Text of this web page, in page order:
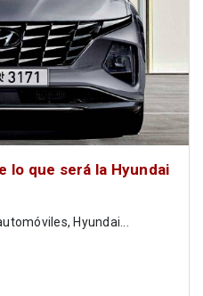
lo que será la Hyundai
Hyundai...